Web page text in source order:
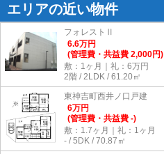
エリアの近い物件
フォレストⅡ
6.6万円
(管理費・共益費 2,000円)
敷：1ヶ月｜礼：6万円
2階 / 2LDK / 61.20㎡
東神吉町西井ノ口戸建
6万円
(管理費・共益費 -)
敷：1.7ヶ月｜礼：1ヶ月
- / 5DK / 70.87㎡